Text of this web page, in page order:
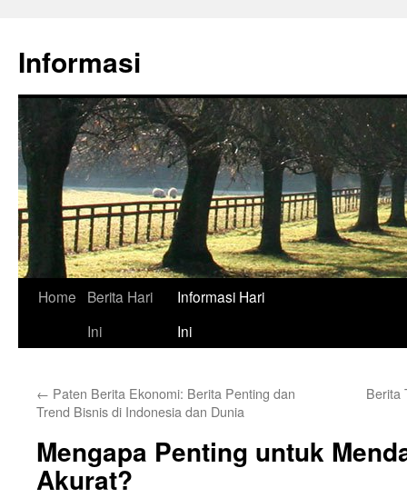
content
Informasi
Home
Berita Hari
Ini
Informasi Hari
Ini
← Paten Berita Ekonomi: Berita Penting dan
Trend Bisnis di Indonesia dan Dunia
Berita
Mengapa Penting untuk
Akurat?